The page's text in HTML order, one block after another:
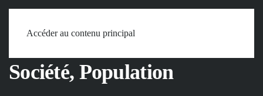
Accéder au contenu principal
Accueil Mots Société, Population
Société, Population